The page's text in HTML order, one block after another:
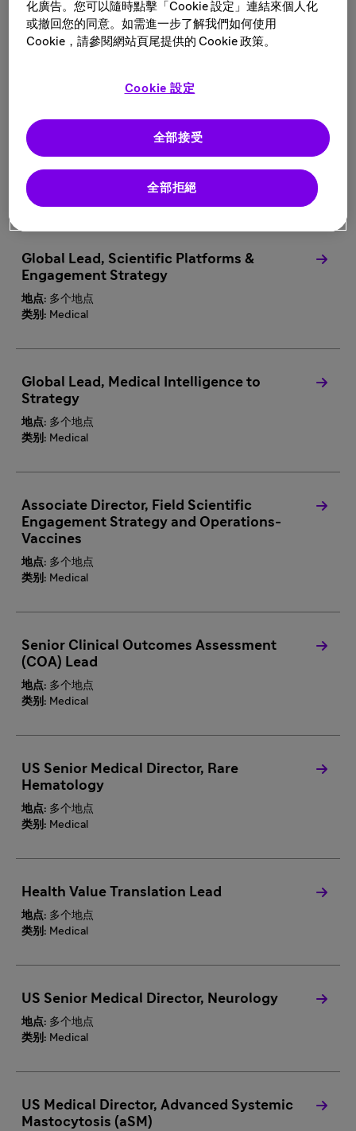
Global Lead, Innovation Expansion &
Adoption
Global Lead, Health Ecosystem &
Innovation
地点:
类别:
Global Lead, Scientific Platforms &
Engagement Strategy
地点: 多个地点
类别: Medical
Global Lead, Medical Intelligence to
Strategy
地点: 多个地点
类别: Medical
Associate Director, Field Scientific
Engagement Strategy and Operations-
Vaccines
地点: 多个地点
类别: Medical
Senior Clinical Outcomes Assessment
(COA) Lead
地点: 多个地点
类别: Medical
US Senior Medical Director, Rare
Hematology
地点: 多个地点
类别: Medical
Health Value Translation Lead
地点: 多个地点
类别: Medical
US Senior Medical Director, Neurology
地点: 多个地点
类别: Medical
US Medical Director, Advanced Systemic
Mastocytosis (aSM)
化廣告。您可以隨時點擊「Cookie 設定」連結來個人化
或撤回您的同意。如需進一步了解我們如何使用
Cookie，請參閱網站頁尾提供的 Cookie 政策。
Cookie 設定
全部拒絕
全部接受